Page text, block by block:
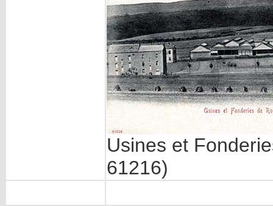
Usines et
61216)